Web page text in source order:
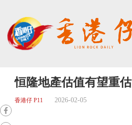
恒隆地產估值有望重估
香港仔 P11 2026-02-05